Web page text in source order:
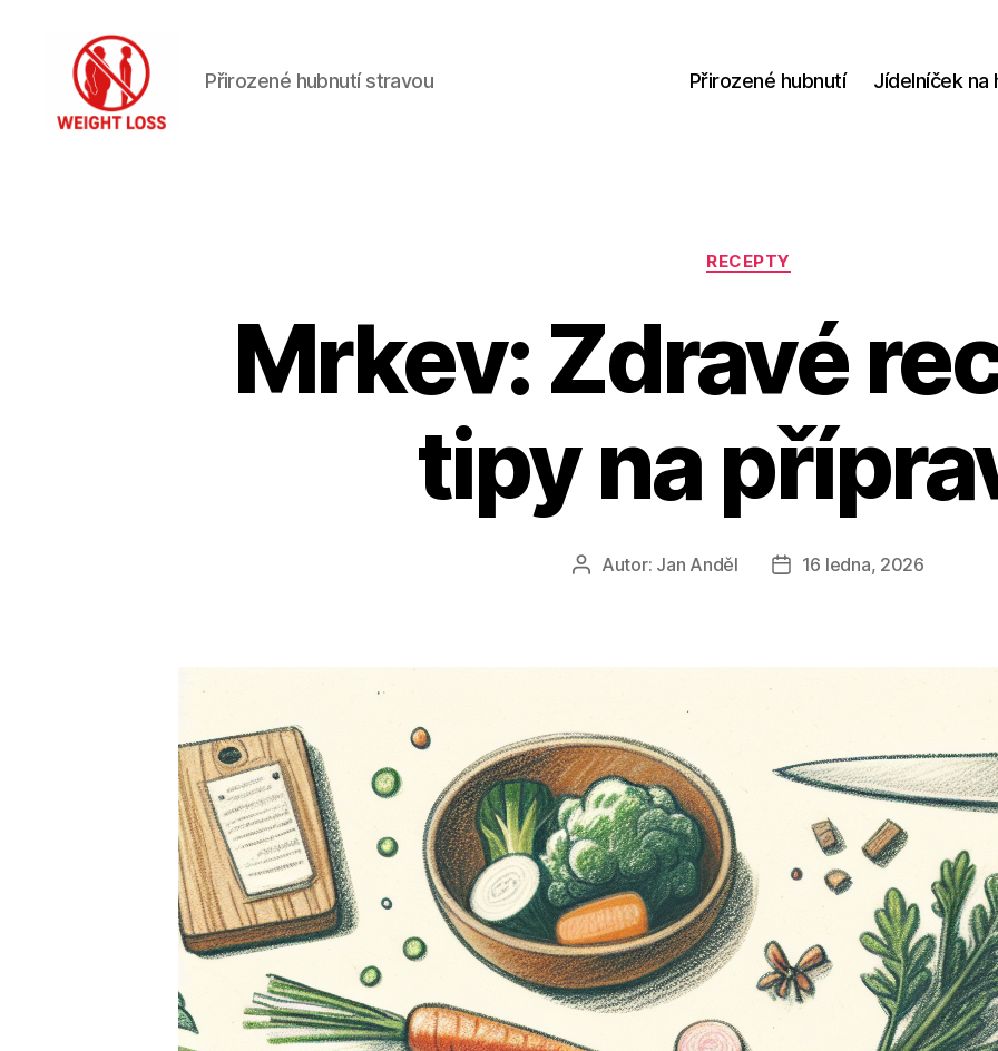
Přirozené hubnutí stravou Přirozené hubnutí Jídelníček na
Rubriky
RECEPTY
Mrkev: Zdravé
tipy na
AutorAutor: Jan Anděl
Datum
16 ledna, 2026